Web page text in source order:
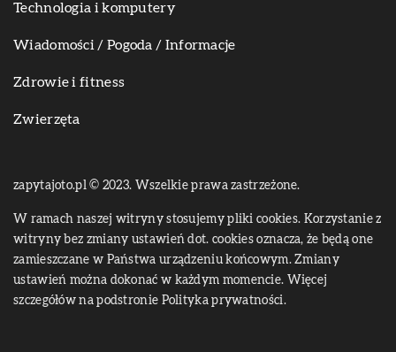
Technologia i komputery
Wiadomości / Pogoda / Informacje
Zdrowie i fitness
Zwierzęta
zapytajoto.pl © 2023. Wszelkie prawa zastrzeżone.
W ramach naszej witryny stosujemy pliki cookies. Korzystanie z
witryny bez zmiany ustawień dot. cookies oznacza, że będą one
zamieszczane w Państwa urządzeniu końcowym. Zmiany
ustawień można dokonać w każdym momencie. Więcej
szczegółów na podstronie Polityka prywatności.